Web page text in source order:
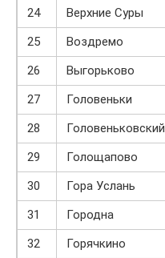
24
Верхние Суры
25
Воздремо
26
Выгорьково
27
Головеньки
28
Головеньковский
29
Голощапово
30
Гора Услань
31
Городна
32
Горячкино